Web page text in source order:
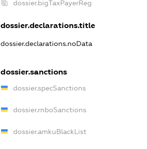
dossier.bigTaxPayerReg
dossier.declarations.title
dossier.declarations.noData
dossier.sanctions
dossier.specSanctions
dossier.rnboSanctions
dossier.amkuBlackList